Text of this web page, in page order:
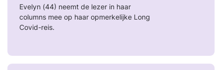
Evelyn (44) neemt de lezer in haar
columns mee op haar opmerkelijke Long
Covid-reis.